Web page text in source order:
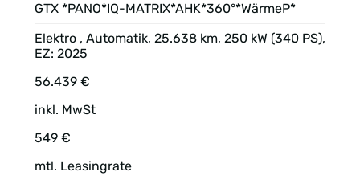
GTX *PANO*IQ-MATRIX*AHK*360°*WärmeP*
Elektro , Automatik, 25.638 km, 250 kW (340 PS),
EZ: 2025
56.439 €
inkl. MwSt
549 €
mtl. Leasingrate